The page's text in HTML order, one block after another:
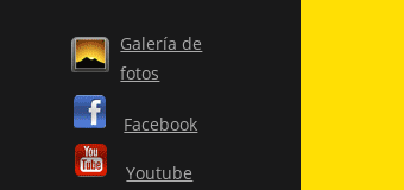
Galería de
fotos
Facebook
Youtube